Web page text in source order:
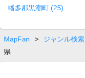
幡多郡黒潮町 (25)
MapFan > ジャンル検索
県